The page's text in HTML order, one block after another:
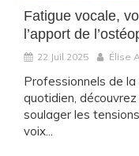
Fatigue vocale,
l’apport de
22 Juil 2025 Élise
Professionnels de
quotidien,
soulager les
voix...